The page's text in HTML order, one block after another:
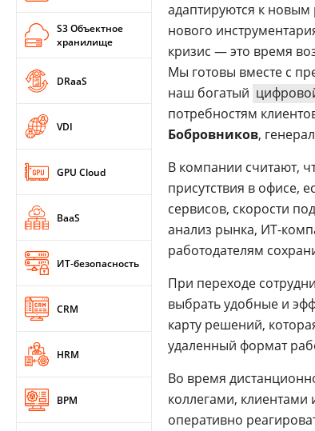
S3 Объектное
хранилище
DRaaS
VDI
GPU Cloud
BaaS
ИТ-безопасность
CRM
HRM
BPM
адаптируются к
нового
кризис — это время
Мы готовы вместе с
наш богатый
потребностям
Бобровников,
В компании считают,
присутствия в офисе,
сервисов, скорости
анализ рынка, ИТ-
работодателям
При переходе
выбрать удобные и
карту решений,
удаленный формат
Во время
коллегами,
оперативно